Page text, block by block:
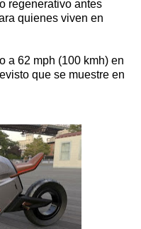
regenerativo antes
quienes viven en
a 62 mph (100 kmh) en
que se muestre en